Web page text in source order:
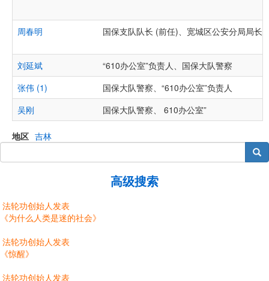
周春明 国保支队队长 (前任)、宽城区公安分局局长
刘延斌
“610办公室”负责人、国保大队警察
张伟 (1)
国保大队警察、“610办公室”负责人
吴刚
国保大队警察、 610办公室”
地区 吉林
搜索
高级搜索
法轮功创始人发表
《为什么人类是迷的社会》
法轮功创始人发表
《惊醒》
法轮功创始人发表